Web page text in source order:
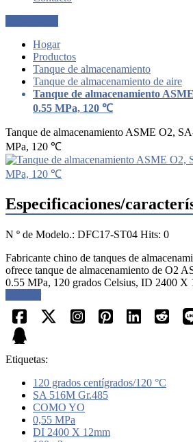
Hogar
Productos
Tanque de almacenamiento
Tanque de almacenamiento de aire
Tanque de almacenamiento
0.55 MPa, 120 ℃
Tanque de almacenamiento ASME O2,
MPa, 120 ℃
Especificaciones/
N º de Modelo.: DFC17-ST04 Hits: 0
Fabricante chino de tanques de
ofrece tanque de almacenamiento de O2
0.55 MPa, 120 grados Celsius, ID 2400 X
Etiquetas:
120 grados centígrados/120 °C
SA 516M Gr.485
COMO YO
0,55 MPa
DI 2400 X 12mm